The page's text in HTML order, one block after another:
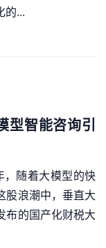
的...
型智能咨询引
随着大模型的快
股浪潮中，垂直大
布的国产化财税大